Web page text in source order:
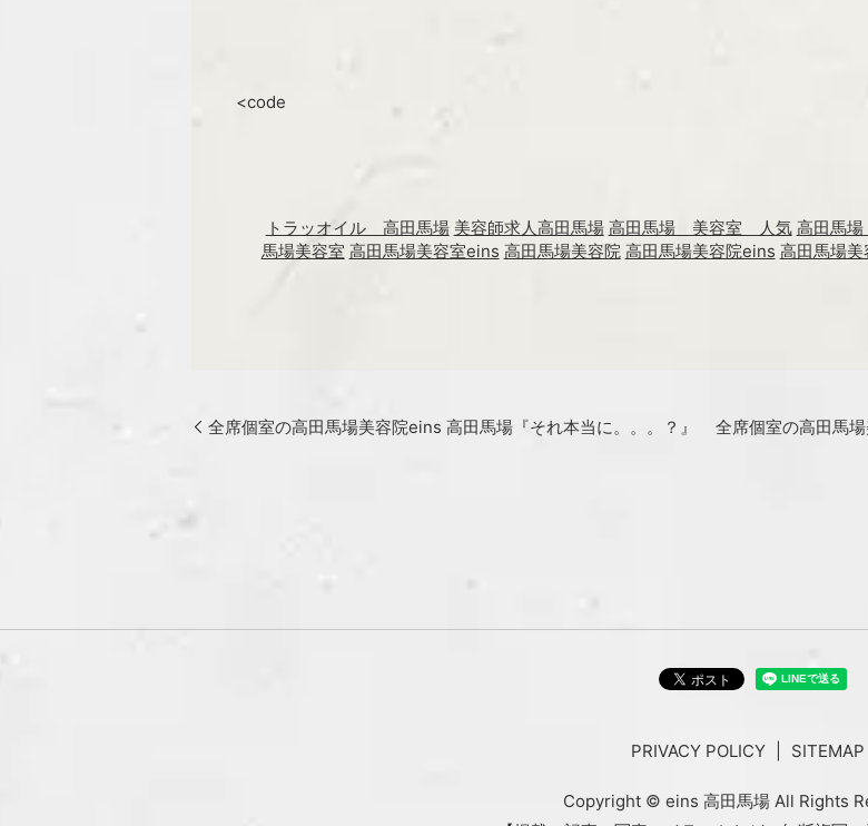
<code
トラッオイル 高田馬場 美容師求人高田馬場 高田馬場 美容室 人気 高田馬
馬場美容室 高田馬場美容室eins 高田馬場美容院 高田馬場美容院eins 高田馬場
全席個室の高田馬場美容院eins 高田馬場『それ本当に。。。？』 全席個室の高田馬
PRIVACY POLICY SITEMAP
Copyright © eins 高田馬場 All Rights